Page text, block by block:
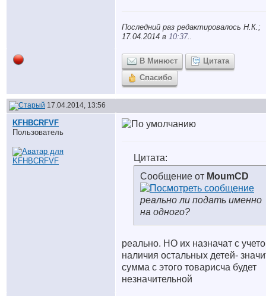
Последний раз редактировалось Н.К.;
17.04.2014 в 10:37..
В Минюст
Цитата
Спасибо
17.04.2014, 13:56
KFHBCRFVF
Пользователь
Цитата:
Сообщение от MoumCD
реально ли подать именно
на одного?
реально. НО их назначат с
наличия остальных детей-
сумма с этого товарисча будет
незначительной